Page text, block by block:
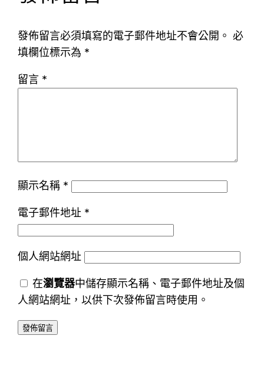
發佈留言必須填寫的電子郵件地址不會公開。 必
填欄位標示為 *
留言 *
顯示名稱 *
電子郵件地址 *
個人網站網址
在瀏覽器中儲存顯示名稱、電子郵件地址及個
人網站網址，以供下次發佈留言時使用。